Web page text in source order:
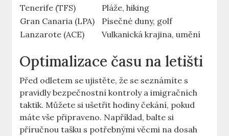
Tenerife (TFS)
Pláže, hiking
Gran Canaria (LPA)
Písečné duny, golf
Lanzarote (ACE)
Vulkanická krajina, umění
Optimalizace času na letišti
Před odletem se ujistěte, že se seznámíte s
pravidly bezpečnostní kontroly a imigračních
taktik. Můžete si ušetřit hodiny čekání, pokud
máte vše připraveno. Například, balte si
příručnou tašku s potřebnými věcmi na dosah